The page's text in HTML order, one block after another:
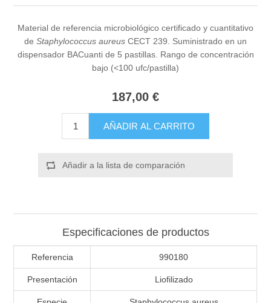
Material de referencia microbiológico certificado y cuantitativo
de Staphylococcus aureus CECT 239. Suministrado en un
dispensador BACuanti de 5 pastillas. Rango de concentración
bajo (<100 ufc/pastilla)
187,00 €
AÑADIR AL CARRITO
Añadir a la lista de comparación
Especificaciones de productos
Referencia 990180
Presentación Liofilizado